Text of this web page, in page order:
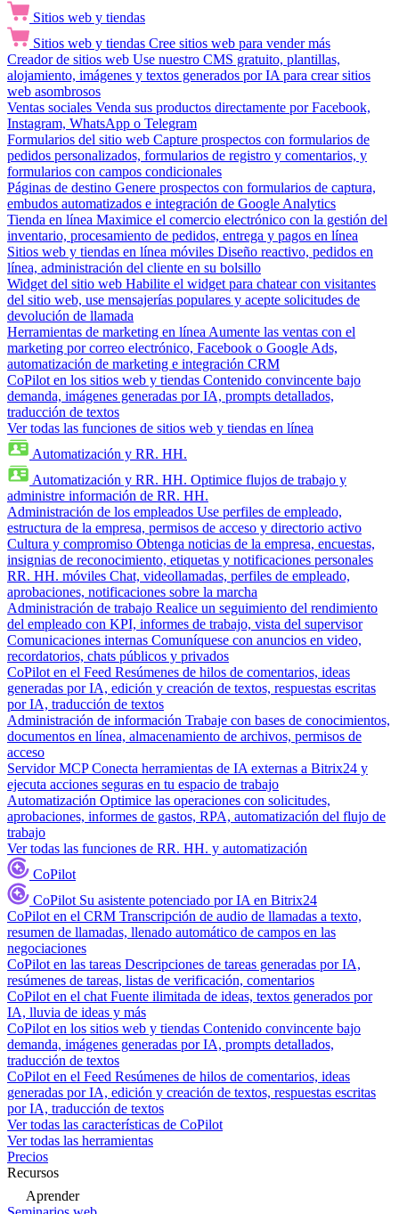
Sitios web y tiendas
Sitios web y tiendas Cree sitios web para vender más
Creador de sitios web Use nuestro CMS gratuito, plantillas,
alojamiento, imágenes y textos generados por IA para crear sitios
web asombrosos
Ventas sociales Venda sus productos directamente por Facebook,
Instagram, WhatsApp o Telegram
Formularios del sitio web Capture prospectos con formularios de
pedidos personalizados, formularios de registro y comentarios, y
formularios con campos condicionales
Páginas de destino Genere prospectos con formularios de captura,
embudos automatizados e integración de Google Analytics
Tienda en línea Maximice el comercio electrónico con la gestión del
inventario, procesamiento de pedidos, entrega y pagos en línea
Sitios web y tiendas en línea móviles Diseño reactivo, pedidos en
línea, administración del cliente en su bolsillo
Widget del sitio web Habilite el widget para chatear con visitantes
del sitio web, use mensajerías populares y acepte solicitudes de
devolución de llamada
Herramientas de marketing en línea Aumente las ventas con el
marketing por correo electrónico, Facebook o Google Ads,
automatización de marketing e integración CRM
CoPilot en los sitios web y tiendas Contenido convincente bajo
demanda, imágenes generadas por IA, prompts detallados,
traducción de textos
Ver todas las funciones de sitios web y tiendas en línea
Automatización y RR. HH.
Automatización y RR. HH. Optimice flujos de trabajo y
administre información de RR. HH.
Administración de los empleados Use perfiles de empleado,
estructura de la empresa, permisos de acceso y directorio activo
Cultura y compromiso Obtenga noticias de la empresa, encuestas,
insignias de reconocimiento, etiquetas y notificaciones personales
RR. HH. móviles Chat, videollamadas, perfiles de empleado,
aprobaciones, notificaciones sobre la marcha
Administración de trabajo Realice un seguimiento del rendimiento
del empleado con KPI, informes de trabajo, vista del supervisor
Comunicaciones internas Comuníquese con anuncios en video,
recordatorios, chats públicos y privados
CoPilot en el Feed Resúmenes de hilos de comentarios, ideas
generadas por IA, edición y creación de textos, respuestas escritas
por IA, traducción de textos
Administración de información Trabaje con bases de conocimientos,
documentos en línea, almacenamiento de archivos, permisos de
acceso
Servidor MCP Conecta herramientas de IA externas a Bitrix24 y
ejecuta acciones seguras en tu espacio de trabajo
Automatización Optimice las operaciones con solicitudes,
aprobaciones, informes de gastos, RPA, automatización del flujo de
trabajo
Ver todas las funciones de RR. HH. y automatización
CoPilot
CoPilot Su asistente potenciado por IA en Bitrix24
CoPilot en el CRM Transcripción de audio de llamadas a texto,
resumen de llamadas, llenado automático de campos en las
negociaciones
CoPilot en las tareas Descripciones de tareas generadas por IA,
resúmenes de tareas, listas de verificación, comentarios
CoPilot en el chat Fuente ilimitada de ideas, textos generados por
IA, lluvia de ideas y más
CoPilot en los sitios web y tiendas Contenido convincente bajo
demanda, imágenes generadas por IA, prompts detallados,
traducción de textos
CoPilot en el Feed Resúmenes de hilos de comentarios, ideas
generadas por IA, edición y creación de textos, respuestas escritas
por IA, traducción de textos
Ver todas las características de CoPilot
Ver todas las herramientas
Precios
Recursos
Aprender